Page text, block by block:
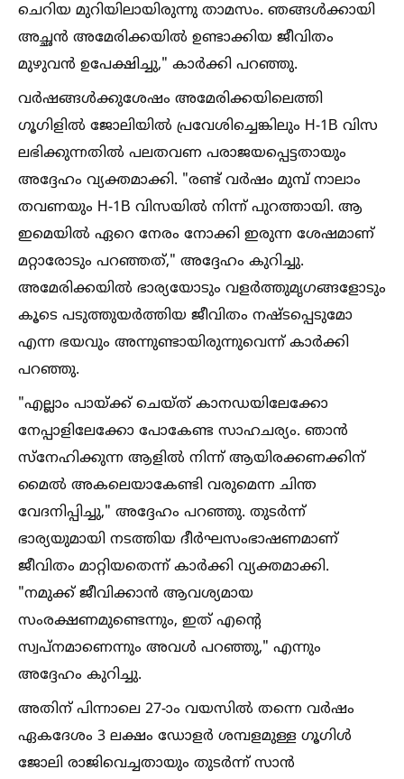
ചെറിയ മുറിയിലായിരുന്നു താമസം. ഞങ്ങള്‍ക്കായി
അച്ഛൻ അമേരിക്കയില്‍ ഉണ്ടാക്കിയ ജീവിതം
മുഴുവൻ ഉപേക്ഷിച്ചു," കാർക്കി പറഞ്ഞു.
വർഷങ്ങള്‍ക്കുശേഷം അമേരിക്കയിലെത്തി
ഗൂഗിളില്‍ ജോലിയില്‍ പ്രവേശിച്ചെങ്കിലും H-1B വിസ
ലഭിക്കുന്നതില്‍ പലതവണ പരാജയപ്പെട്ടതായും
അദ്ദേഹം വ്യക്തമാക്കി. "രണ്ട് വർഷം മുമ്പ് നാലാം
തവണയും H-1B വിസയില്‍ നിന്ന് പുറത്തായി. ആ
ഇമെയില്‍ ഏറെ നേരം നോക്കി ഇരുന്ന ശേഷമാണ്
മറ്റാരോടും പറഞ്ഞത്," അദ്ദേഹം കുറിച്ചു.
അമേരിക്കയില്‍ ഭാര്യയോടും വളർത്തുമൃഗങ്ങളോടും
കൂടെ പടുത്തുയർത്തിയ ജീവിതം നഷ്ടപ്പെടുമോ
എന്ന ഭയവും അന്നുണ്ടായിരുന്നുവെന്ന് കാർക്കി
പറഞ്ഞു.
"എല്ലാം പായ്ക്ക് ചെയ്ത് കാനഡയിലേക്കോ
നേപ്പാളിലേക്കോ പോകേണ്ട സാഹചര്യം. ഞാൻ
സ്നേഹിക്കുന്ന ആളില്‍ നിന്ന് ആയിരക്കണക്കിന്
മൈല്‍ അകലെയാകേണ്ടി വരുമെന്ന ചിന്ത
വേദനിപ്പിച്ചു," അദ്ദേഹം പറഞ്ഞു. തുടർന്ന്
ഭാര്യയുമായി നടത്തിയ ദീർഘസംഭാഷണമാണ്
ജീവിതം മാറ്റിയതെന്ന് കാർക്കി വ്യക്തമാക്കി.
"നമുക്ക് ജീവിക്കാൻ ആവശ്യമായ
സംരക്ഷണമുണ്ടെന്നും, ഇത് എന്റെ
സ്വപ്നമാണെന്നും അവള്‍ പറഞ്ഞു," എന്നും
അദ്ദേഹം കുറിച്ചു.
അതിന് പിന്നാലെ 27-ാം വയസില്‍ തന്നെ വർഷം
ഏകദേശം 3 ലക്ഷം ഡോളർ ശമ്പളമുള്ള ഗൂഗിള്‍
ജോലി രാജിവെച്ചതായും തുടർന്ന് സാൻ